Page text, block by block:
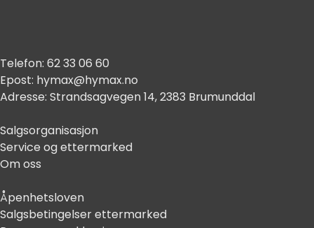
Telefon: 62 33 06 60
Epost: hymax@hymax.no
Adresse: Strandsagvegen 14, 2383 Brumunddal
Salgsorganisasjon
Service og ettermarked
Om oss
Åpenhetsloven
Salgsbetingelser ettermarked